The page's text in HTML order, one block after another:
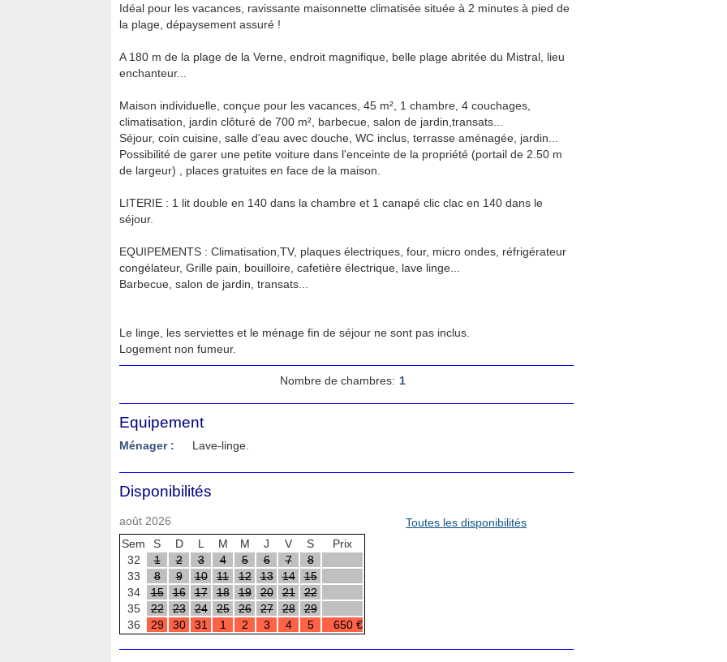
Idéal pour les vacances, ravissante maisonnette climatisée située à 2 minutes à pied de
la plage, dépaysement assuré !
A 180 m de la plage de la Verne, endroit magnifique, belle plage abritée du Mistral, lieu
enchanteur...
Maison individuelle, conçue pour les vacances, 45 m², 1 chambre, 4 couchages,
climatisation, jardin clôturé de 700 m², barbecue, salon de jardin,transats...
Séjour, coin cuisine, salle d'eau avec douche, WC inclus, terrasse aménagée, jardin...
Possibilité de garer une petite voiture dans l'enceinte de la propriété (portail de 2.50 m
de largeur) , places gratuites en face de la maison.
LITERIE : 1 lit double en 140 dans la chambre et 1 canapé clic clac en 140 dans le
séjour.
EQUIPEMENTS : Climatisation,TV, plaques électriques, four, micro ondes, réfrigérateur
congélateur, Grille pain, bouilloire, cafetière électrique, lave linge...
Barbecue, salon de jardin, transats...
Le linge, les serviettes et le ménage fin de séjour ne sont pas inclus.
Logement non fumeur.
Nombre de chambres: 1
Equipement
Ménager : Lave-linge.
Disponibilités
août 2026
Sem
S D L M M J V S
Prix
32
1 2 3 4 5 6 7
8
33
8 9 10 11 12 13 14
15
34
15 16 17 18 19 20 21
22
35
22 23 24 25 26 27 28
29
36
29 30 31 1 2 3 4 5 650 €
Toutes les disponibilités